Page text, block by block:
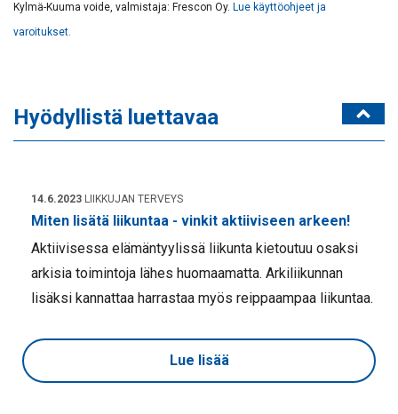
Kylmä-Kuuma voide, valmistaja: Frescon Oy. Lue käyttöohjeet ja
varoitukset.
Hyödyllistä luettavaa
14.6.2023 LIIKKUJAN TERVEYS
Miten lisätä liikuntaa - vinkit aktiiviseen arkeen!
Aktiivisessa elämäntyylissä liikunta kietoutuu osaksi
arkisia toimintoja lähes huomaamatta. Arkiliikunnan
lisäksi kannattaa harrastaa myös reippaampaa liikuntaa.
Lue lisää